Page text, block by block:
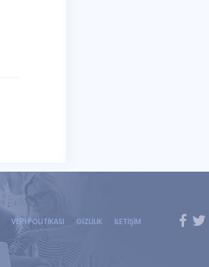
VERİ POLİTİKASI GİZLİLİK İLETİŞİM